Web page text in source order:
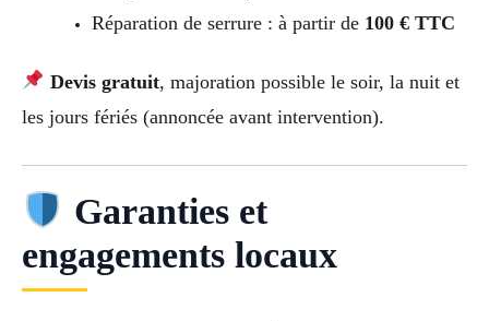
Réparation de serrure : à partir de 100 € TTC
Devis gratuit, majoration possible le soir, la nuit et
les jours fériés (annoncée avant intervention).
Garanties et
engagements locaux